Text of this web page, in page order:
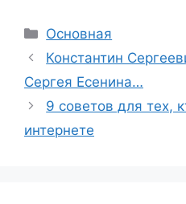
Рубрики
Основная
Константин
Сергея Есенина…
9 советов для тех,
интернете